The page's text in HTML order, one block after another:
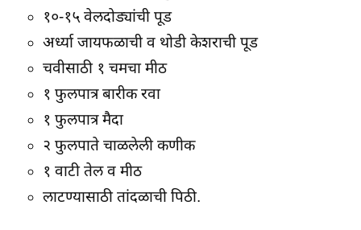
१०-१५ वेलदोड्यांची पूड
अर्ध्या जायफळाची व थोडी केशराची पूड
चवीसाठी १ चमचा मीठ
१ फुलपात्र बारीक रवा
१ फुलपात्र मैदा
२ फुलपाते चाळलेली कणीक
१ वाटी तेल व मीठ
लाटण्यासाठी तांदळाची पिठी.